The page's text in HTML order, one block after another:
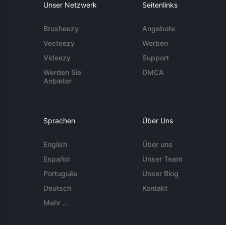
Unser Netzwerk
Brusheezy
Vecteezy
Videezy
Werden Sie
Anbieter
Seitenlinks
Angebote
Werben
Support
DMCA
Sprachen
English
Español
Português
Deutsch
Mehr ...
Über Uns
Über uns
Unser Team
Unser Blog
Kontakt